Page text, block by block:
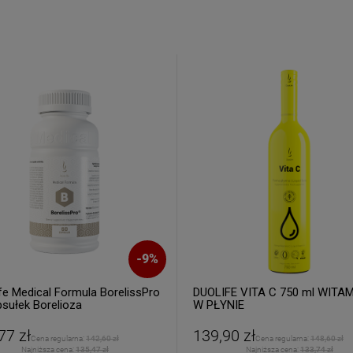
-9%
Medical Formula BorelissPro
Borelioza
złCena regularna: 142,60 zł
Najniższa cena: 135,47 zł
DUOLIFE VITA C 750 ml
W PŁYNIE
139,90 złCena regularna: 148,60 zł
Najniższa cena: 133,74 zł
RABAT 5%